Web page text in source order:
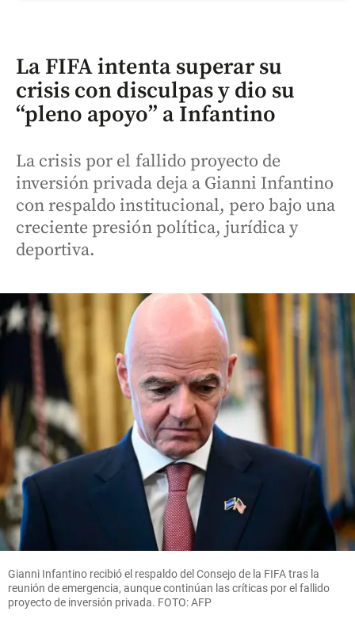
La FIFA intenta superar su
crisis con disculpas y dio su
“pleno apoyo” a Infantino
La crisis por el fallido proyecto de
inversión privada deja a Gianni Infantino
con respaldo institucional, pero bajo una
creciente presión política, jurídica y
deportiva.
Gianni Infantino recibió el respaldo del Consejo de la FIFA tras la
reunión de emergencia, aunque continúan las críticas por el fallido
proyecto de inversión privada. FOTO: AFP